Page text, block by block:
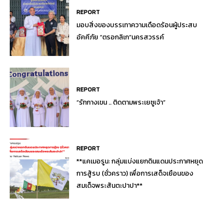
REPORT
มอบสิ่งของบรรเทาความเดือดร้อนผู้ประสบ
อัคคีภัย “ตรอกลิเก”นครสวรรค์
REPORT
“รักกางเขน .. ติดตามพระเยซูเจ้า”
REPORT
**แคเมอรูน: กลุ่มแบ่งแยกดินแดนประกาศหยุด
การสู้รบ (ชั่วคราว) เพื่อการเสด็จเยือนของ
สมเด็จพระสันตะปาปา**